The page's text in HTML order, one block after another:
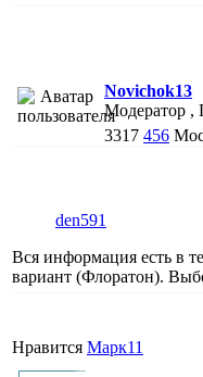
Novichok13
Модератор ,
3317 456
den591
Вся информация есть в
вариант (Флоратон).
Нравится Марк11